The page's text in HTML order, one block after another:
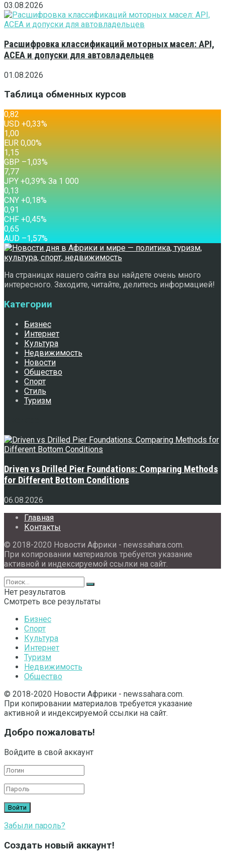
03.08.2026
Расшифровка классификаций моторных масел: API,
ACEA и допуски для автовладельцев
01.08.2026
Таблица обменных курсов
0,82
USD +0,33%
1,00
EUR 0,00%
1,15
GBP –1,03%
7,77
JPY +0,39% За 1 000
0,13
CNY +0,18%
0,91
CHF +0,45%
0,65
AUD –1,57%
На страницах нашего сайта вы найдете очень много
интересного. Заходите, читайте, делитесь информацией!
Категории
Бизнес
Интернет
Культура
Недвижимость
Новости
Общество
Спорт
Стиль
Туризм
Driven vs Drilled Pier Foundations: Comparing Methods
for Different Bottom Conditions
06.08.2026
Главная
Контакты
© 2018-2020 Новости Африки - newssahara.com.
При копировании материалов требуется указание
активной и индексируемой ссылки на сайт.
Нет результатов
Смотреть все результаты
Бизнес
Спорт
Культура
Интернет
Туризм
Недвижимость
Общество
© 2018-2020 Новости Африки - newssahara.com.
При копировании материалов требуется указание
активной и индексируемой ссылки на сайт.
Добро пожаловать!
Войдите в свой аккаунт
Забыли пароль?
Создать новый аккаунт!